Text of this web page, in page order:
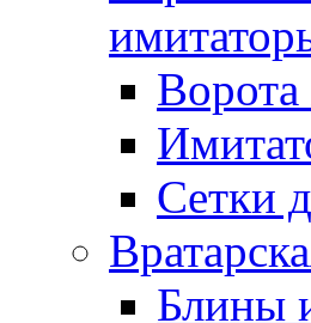
Сетки
Блины